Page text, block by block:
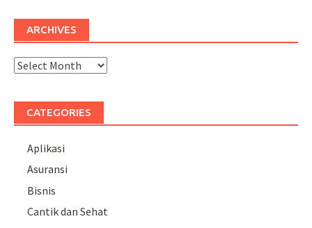
ARCHIVES
Archives
CATEGORIES
Aplikasi
Asuransi
Bisnis
Cantik dan Sehat